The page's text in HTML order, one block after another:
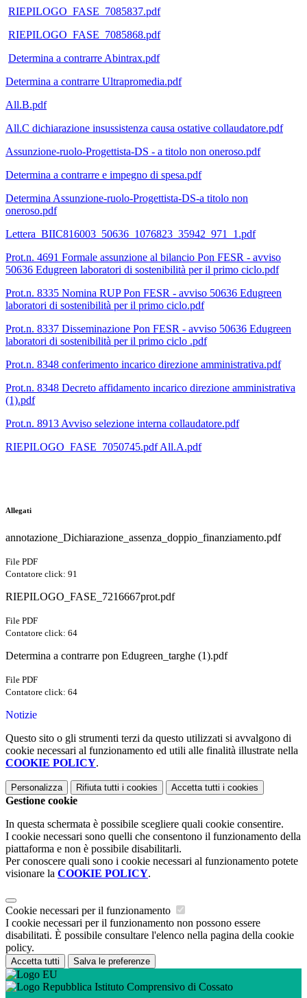
RIEPILOGO_FASE_7085837.pdf
RIEPILOGO_FASE_7085868.pdf
Determina a contrarre Abintrax.pdf
Determina a contrarre Ultrapromedia.pdf
All.B.pdf
All.C dichiarazione insussistenza causa ostative collaudatore.pdf
Assunzione-ruolo-Progettista-DS - a titolo non oneroso.pdf
Determina a contrarre e impegno di spesa.pdf
Determina Assunzione-ruolo-Progettista-DS-a titolo non
oneroso.pdf
Lettera_BIIC816003_50636_1076823_35942_971_1.pdf
Prot.n. 4691 Formale assunzione al bilancio Pon FESR - avviso
50636 Edugreen laboratori di sostenibilità per il primo ciclo.pdf
Prot.n. 8335 Nomina RUP Pon FESR - avviso 50636 Edugreen
laboratori di sostenibilità per il primo ciclo.pdf
Prot.n. 8337 Disseminazione Pon FESR - avviso 50636 Edugreen
laboratori di sostenibilità per il primo ciclo .pdf
Prot.n. 8348 conferimento incarico direzione amministrativa.pdf
Prot.n. 8348 Decreto affidamento incarico direzione amministrativa
(1).pdf
Prot.n. 8913 Avviso selezione interna collaudatore.pdf
RIEPILOGO_FASE_7050745.pdf All.A.pdf
Allegati
annotazione_Dichiarazione_assenza_doppio_finanziamento.pdf
File PDF
Contatore click: 91
RIEPILOGO_FASE_7216667prot.pdf
File PDF
Contatore click: 64
Determina a contrarre pon Edugreen_targhe (1).pdf
File PDF
Contatore click: 64
Notizie
Questo sito o gli strumenti terzi da questo utilizzati si avvalgono di
cookie necessari al funzionamento ed utili alle finalità illustrate nella
COOKIE POLICY.
Personalizza Rifiuta tutti i cookies Accetta tutti i cookies
Gestione cookie
In questa schermata è possibile scegliere quali cookie consentire.
I cookie necessari sono quelli che consentono il funzionamento della
piattaforma e non è possibile disabilitarli.
Per conoscere quali sono i cookie necessari al funzionamento potete
visionare la COOKIE POLICY.
Cookie necessari per il funzionamento
I cookie necessari per il funzionamento non possono essere
disabilitati. È possibile consultare l'elenco nella pagina della cookie
policy.
Accetta tutti Salva le preferenze
Istituto Comprensivo di Cossato